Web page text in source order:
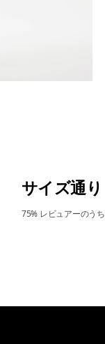
サイズ通り
75% レビュアーのうち